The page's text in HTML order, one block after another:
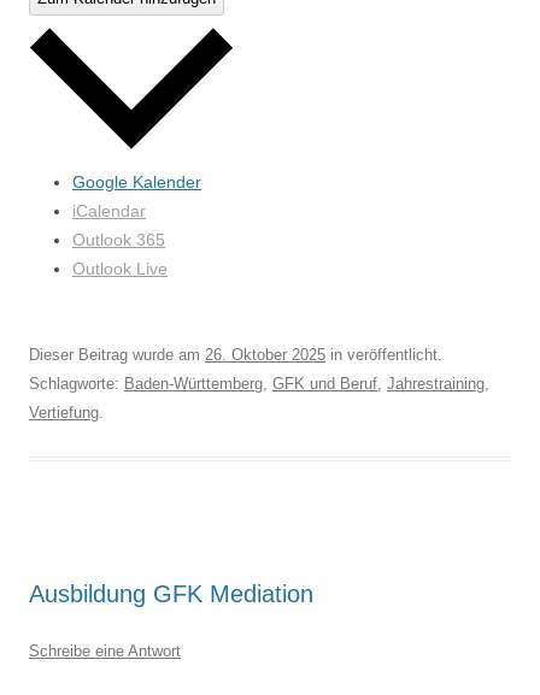
Google Kalender
iCalendar
Outlook 365
Outlook Live
Dieser Beitrag wurde am 26. Oktober 2025 in veröffentlicht.
Schlagworte: Baden-Württemberg GFK und Beruf Jahrestraining
Vertiefung
Ausbildung GFK Mediation
Schreibe eine Antwort